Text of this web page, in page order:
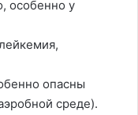
особенно у
опасны
среде).